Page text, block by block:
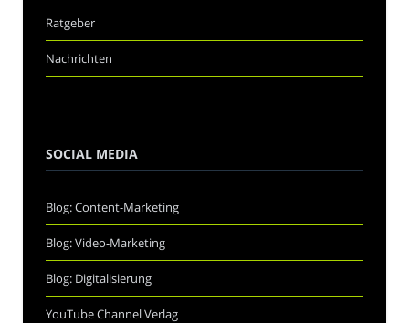
Ratgeber
Nachrichten
SOCIAL MEDIA
Blog: Content-Marketing
Blog: Video-Marketing
Blog: Digitalisierung
YouTube Channel Verlag